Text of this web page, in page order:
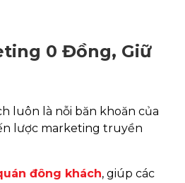
0 Đồng, Giữ
luôn là nỗi băn khoăn của
lược marketing truyền
đông khách, giúp các